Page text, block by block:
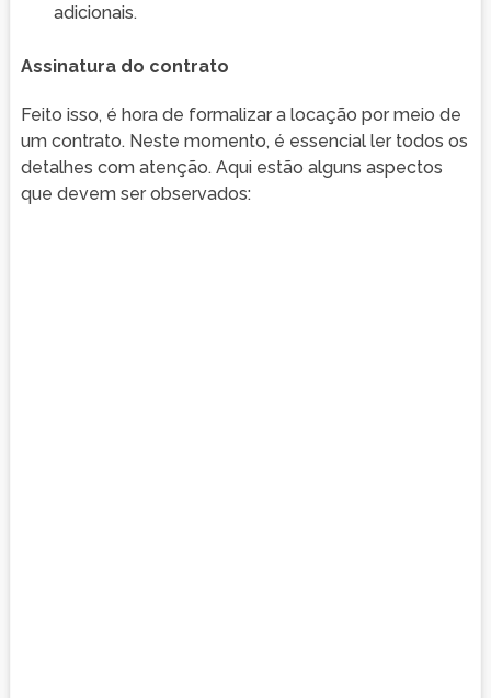
adicionais.
Assinatura do contrato
Feito isso, é hora de formalizar a locação por meio de
um contrato. Neste momento, é essencial ler todos os
detalhes com atenção. Aqui estão alguns aspectos
que devem ser observados: